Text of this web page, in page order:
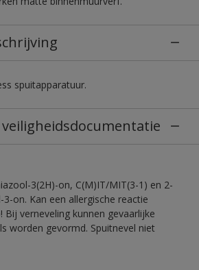
spuitapparatuur.
3(2H)-on, C(M)IT/MIT(3-1) en 2-
on. Kan een allergische reactie
Bij verneveling kunnen gevaarlijke
worden gevormd. Spuitnevel niet